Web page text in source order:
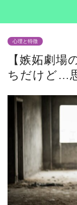
心理と特徴
【嫉妬劇場
ちだけど…